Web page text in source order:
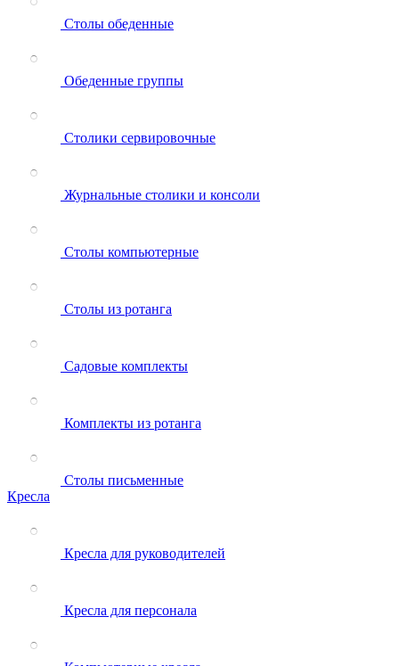
Столы обеденные
Обеденные группы
Столики сервировочные
Журнальные столики и консоли
Столы компьютерные
Столы из ротанга
Садовые комплекты
Комплекты из ротанга
Столы письменные
Кресла
Кресла для руководителей
Кресла для персонала